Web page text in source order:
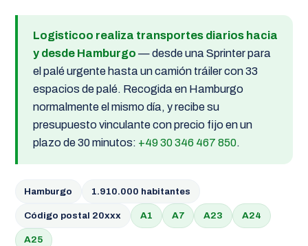
Logisticoo realiza transportes diarios hacia
y desde Hamburgo — desde una Sprinter para
el palé urgente hasta un camión tráiler con 33
espacios de palé. Recogida en Hamburgo
normalmente el mismo día, y recibe su
presupuesto vinculante con precio fijo en un
plazo de 30 minutos: +49 30 346 467 850.
Hamburgo 1.910.000 habitantes
Código postal 20xxx A1 A7 A23 A24
A25